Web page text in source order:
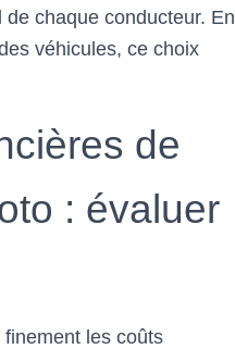
chaque conducteur. En
véhicules, ce choix
de
: évaluer
les coûts